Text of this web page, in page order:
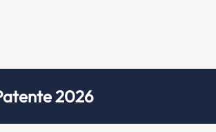
2026